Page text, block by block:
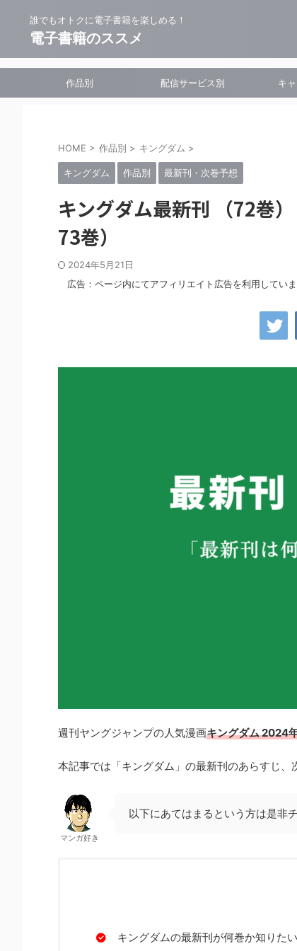
誰でもオトクに電子書籍を楽しめる！
電子書籍のススメ
作品別 配信サービス別 キ
HOME > 作品別 > キングダム >
キングダム 作品別 最新刊・次巻予想
キングダム最新刊 （72巻
73巻）
2024年5月21日
広告：ページ内にてアフィリエイト広告を利用していま
週刊ヤングジャンプの人気漫画キングダム 2024
本記事では「キングダム」の最新刊のあらすじ、
マンガ好き
以下にあてはまるという方は是非
キングダムの最新刊が何巻か知りたい